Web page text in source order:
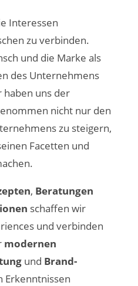
Interessen
zu verbinden.
und die Marke als
des Unternehmens
uns der
nicht nur den
zu steigern,
Facetten und
, Beratungen
schaffen wir
und verbinden
modernen
und Brand-
Erkenntnissen